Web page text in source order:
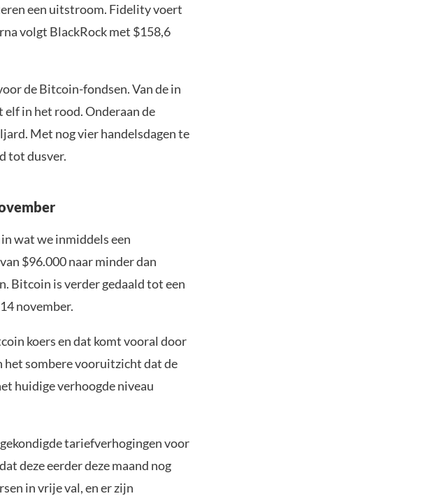
een uitstroom. Fidelity voert
volgt BlackRock met $158,6
de Bitcoin-fondsen. Van de in
in het rood. Onderaan de
Met nog vier handelsdagen te
tot dusver.
wat we inmiddels een
$96.000 naar minder dan
Bitcoin is verder gedaald tot een
november.
koers en dat komt vooral door
sombere vooruitzicht dat de
huidige verhoogde niveau
tariefverhogingen voor
deze eerder deze maand nog
in vrije val, en er zijn